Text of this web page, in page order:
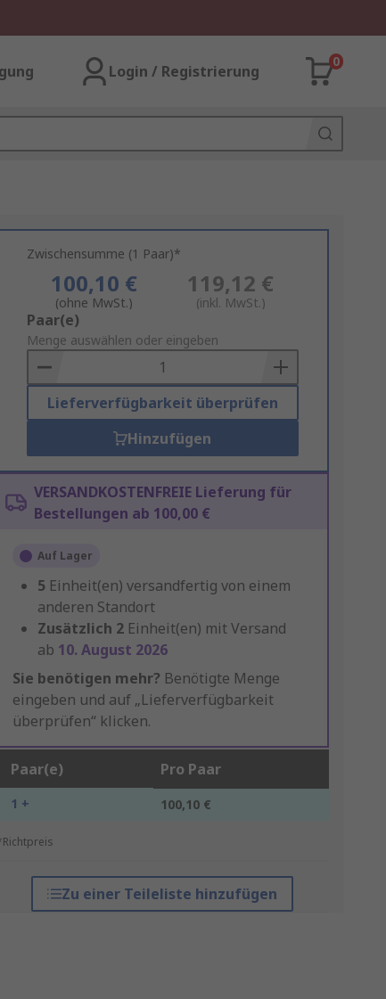
Login / Registrierung
0
Zwischensumme (1 Paar)*
100,10 €
(ohne MwSt.)
119,12 €
(inkl. MwSt.)
Add
to
Basket
Paar(e)
Menge auswählen oder eingeben
Lieferverfügbarkeit überprüfen
Hinzufügen
VERSANDKOSTENFREIE Lieferung für
Bestellungen ab 100,00 €
Auf Lager
5 Einheit(en) versandfertig von einem
anderen Standort
Zusätzlich 2 Einheit(en) mit Versand
ab 10. August 2026
Sie benötigen mehr? Benötigte Menge
eingeben und auf „Lieferverfügbarkeit
überprüfen“ klicken.
Paar(e) Pro Paar
1 + 100,10 €
Zu einer Teileliste hinzufügen